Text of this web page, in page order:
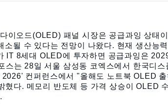
이오드(OLED) 패널 시장은 공급과잉 상태
소될 수 있다는 전망이 나왔다. 현재생산능
IT 8세대 OLED에 투자하면 공급과잉은
스는 28일 서울 삼성동 코엑스에서 한국디
컨퍼런스에서 "올해도 노트북 OLED
혔다. 메모리 반도체 등 가격 상승이OLED